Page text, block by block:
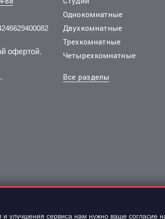
офертой.
Однокомнатные
Двухкомнатные
Трехкомнатные
Четырехкомнатные
Все разделы
и улучшения сервиса нам нужно ваше согласие